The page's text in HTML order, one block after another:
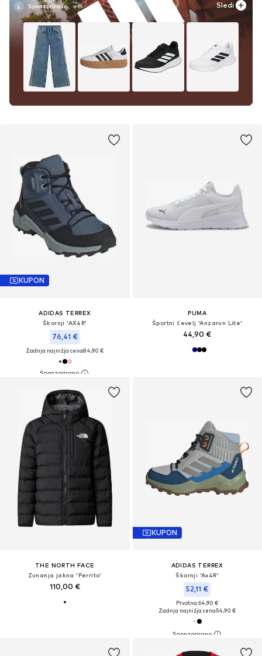
Sledi
KUPON
ADIDAS TERREX
Škornji 'AX4R'
76,41 €
Zadnja najnižja cena84,90 €
PUMA
Športni čevelj 'Anzarun Lite'
44,90 €
THE NORTH FACE
Zunanja jakna 'Perrito'
110,00 €
KUPON
ADIDAS TERREX
Škornji 'Ax4R'
52,11 €
Prvotno: 64,90 €
Zadnja najnižja cena54,90 €